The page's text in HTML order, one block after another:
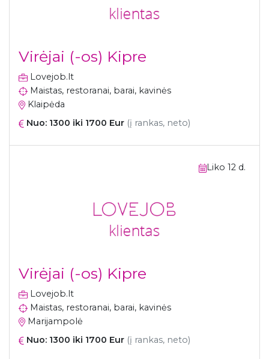
Virėjai (-os) Kipre
Lovejob.lt
Maistas, restoranai, barai, kavinės
Klaipėda
Nuo: 1300 iki 1700 Eur (į rankas, neto)
Liko 12 d.
Virėjai (-os) Kipre
Lovejob.lt
Maistas, restoranai, barai, kavinės
Marijampolė
Nuo: 1300 iki 1700 Eur (į rankas, neto)